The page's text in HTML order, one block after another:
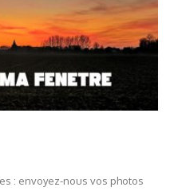
: envoyez-nous vos photos